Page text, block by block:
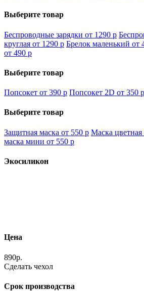
Выберите товар
Беспроводные зарядки от 1290 p
круглая от 1290 p Брелок маленький от
от 490 p
Выберите товар
Попсокет от 390 p Попсокет 2D от 350 p
Выберите товар
Защитная маска от 550 p Маска цветная
маска мини от 550 p
Экосиликон
Цена
890р.
Сделать чехол
Срок производства